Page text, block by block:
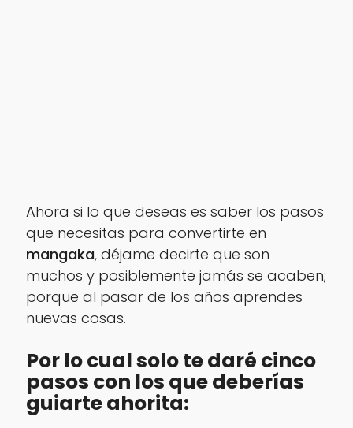
Ahora si lo que deseas es saber los pasos
que necesitas para convertirte en
mangaka, déjame decirte que son
muchos y posiblemente jamás se acaben;
porque al pasar de los años aprendes
nuevas cosas.
Por lo cual solo te daré cinco
pasos con los que deberías
guiarte ahorita: